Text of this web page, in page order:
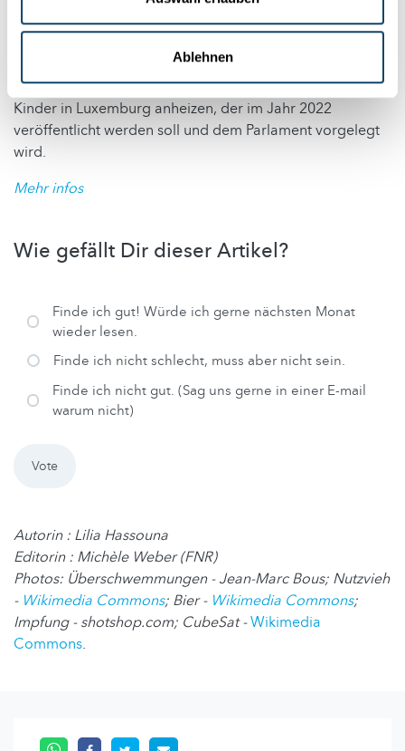
Ablehnen
vervollständigen und neue Informationen zu erlangen,
Pandemie. Dies wird die öffentliche Debatte zur
Vorbereitung des Nationalen Berichts zur Situation der
Kinder in Luxemburg anheizen, der im Jahr 2022
veröffentlicht werden soll und dem Parlament vorgelegt
wird.
Mehr infos
Wie gefällt Dir dieser Artikel?
Choices
Finde ich gut! Würde ich gerne nächsten Monat
wieder lesen.
Finde ich nicht schlecht, muss aber nicht sein.
Finde ich nicht gut. (Sag uns gerne in einer E-mail
warum nicht)
Autorin : Lilia Hassouna
Editorin : Michèle Weber (FNR)
Photos: Überschwemmungen - Jean-Marc Bous; Nutzvieh
- Wikimedia Commons; Bier - Wikimedia Commons;
Impfung - shotshop.com; CubeSat -Wikimedia
Commons.